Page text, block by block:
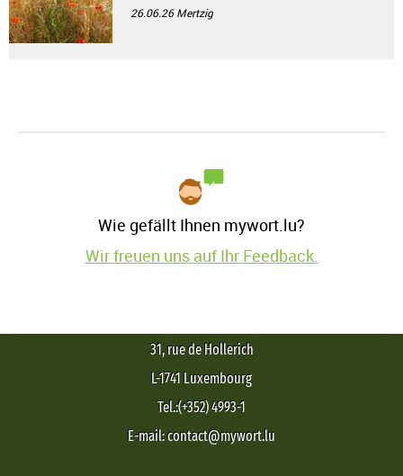
26.06.26Mertzig
Wie gefällt Ihnen mywort.lu?
Wir freuen uns auf Ihr Feedback.
31, rue de Hollerich
L-1741 Luxembourg
Tel.:(+352) 4993-1
E-mail: contact@mywort.lu